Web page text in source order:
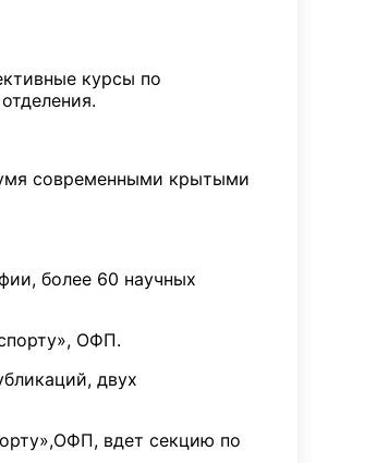
курсы по
современными крытыми
более 60 научных
ОФП.
двух
вдет секцию по